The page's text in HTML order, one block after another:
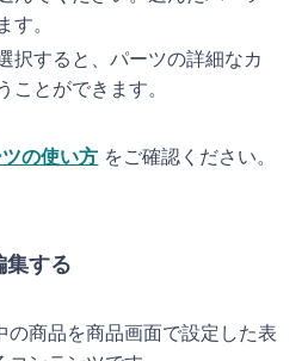
す。
択すると、パーツの詳細なカ
ことができます。
の使い方 をご確認ください。
集する
の商品を商品画面で設定した表